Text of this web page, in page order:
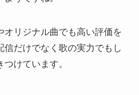
オリジナル曲でも高い評価を
信だけでなく歌の実力でもし
けています。